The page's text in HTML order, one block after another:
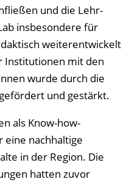
und die Lehr-
insbesondere für
weiterentwickelt
Institutionen mit den
wurde durch die
und gestärkt.
als Know-how-
eine nachhaltige
in der Region. Die
hatten zuvor